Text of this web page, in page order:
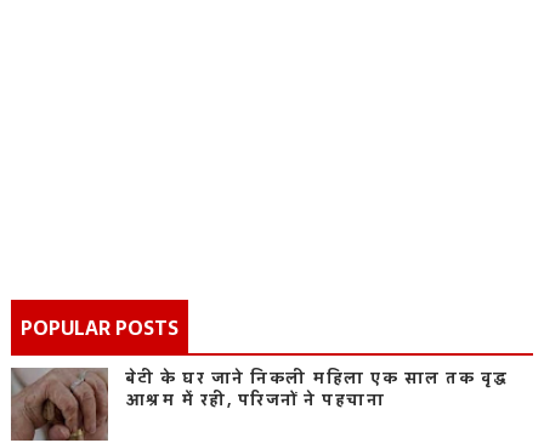
POPULAR POSTS
बेटी के घर जाने निकली महिला एक साल तक वृद्ध
आश्रम में रही, परिजनों ने पहचाना